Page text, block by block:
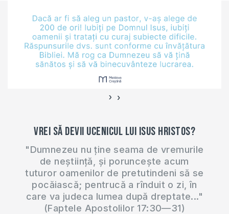
‹ ›
Vrei să devii ucenicul lui Isus Hristos?
"Dumnezeu nu ține seama de vremurile
de neștiință, și poruncește acum
tuturor oamenilor de pretutindeni să se
pocăiască; pentrucă a rînduit o zi, în
care va judeca lumea după dreptate..."
(Faptele Apostolilor 17:30—31)